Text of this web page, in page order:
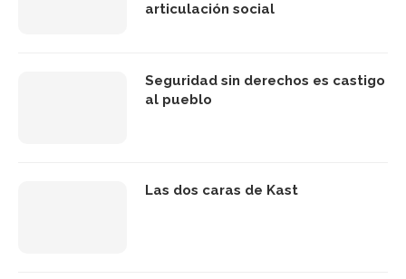
articulación social
Seguridad sin derechos es castigo
al pueblo
Las dos caras de Kast